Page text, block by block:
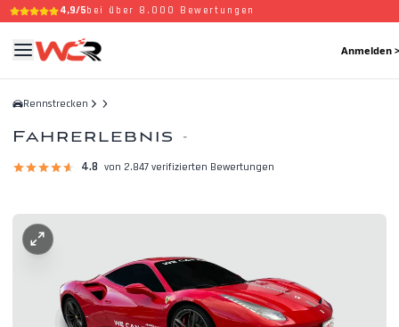
4,9/5bei über 8.000 Bewertungen
Anmelden >
Rennstrecken
Fahrerlebnis -
4.8 von 2.847 verifizierten Bewertungen